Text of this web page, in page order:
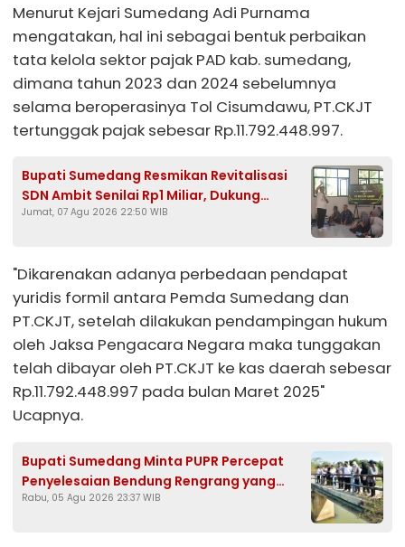
Menurut Kejari Sumedang Adi Purnama
mengatakan, hal ini sebagai bentuk perbaikan
tata kelola sektor pajak PAD kab. sumedang,
dimana tahun 2023 dan 2024 sebelumnya
selama beroperasinya Tol Cisumdawu, PT.CKJT
tertunggak pajak sebesar Rp.11.792.448.997.
Bupati Sumedang Resmikan Revitalisasi
SDN Ambit Senilai Rp1 Miliar, Dukung
Program Presiden Prabowo
Jumat, 07 Agu 2026 22:50 WIB
"Dikarenakan adanya perbedaan pendapat
yuridis formil antara Pemda Sumedang dan
PT.CKJT, setelah dilakukan pendampingan hukum
oleh Jaksa Pengacara Negara maka tunggakan
telah dibayar oleh PT.CKJT ke kas daerah sebesar
Rp.11.792.448.997 pada bulan Maret 2025"
Ucapnya.
Bupati Sumedang Minta PUPR Percepat
Penyelesaian Bendung Rengrang yang
Belum Berfungsi Optimal
Rabu, 05 Agu 2026 23:37 WIB